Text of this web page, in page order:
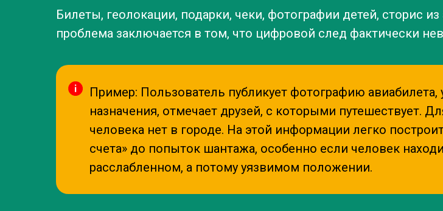
Билеты, геолокации, подарки, чеки, фотографии детей, сторис
проблема заключается в том, что цифровой след фактически
Пример: Пользователь публикует фотографию авиабилета,
назначения, отмечает друзей, с которыми путешествует.
человека нет в городе. На этой информации легко
счета» до попыток шантажа, особенно если человек
расслабленном, а потому уязвимом положении.